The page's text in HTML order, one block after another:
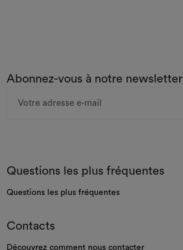
Abonnez-vous à notre newsletter
Questions les plus fréquentes
Questions les plus fréquentes
Contacts
Découvrez comment nous contacter